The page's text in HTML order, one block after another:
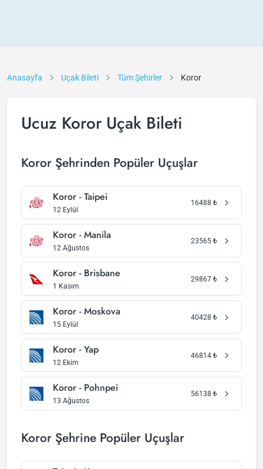
Anasayfa Uçak Bileti Tüm Şehirler Koror
Ucuz Koror Uçak Bileti
Koror Şehrinden Popüler Uçuşlar
Koror - Taipei
12 Eylül
16488 ₺
Koror - Manila
12 Ağustos
23565 ₺
Koror - Brisbane
1 Kasım
29867 ₺
Koror - Moskova
15 Eylül
40428 ₺
Koror - Yap
12 Ekim
46814 ₺
Koror - Pohnpei
13 Ağustos
56138 ₺
Koror Şehrine Popüler Uçuşlar